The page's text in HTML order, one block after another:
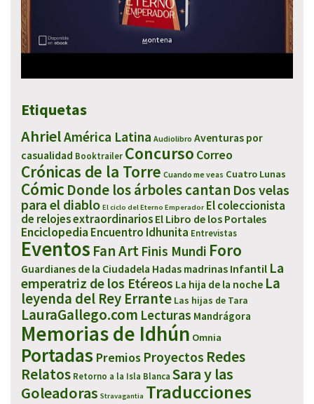
Etiquetas
AhrielAmérica Latina Audiolibro Aventuras por
casualidad Booktrailer Concurso Correo
Crónicas de la Torre Cuando me veas Cuatro Lunas
Cómic Donde los árboles cantan Dos velas
para el diablo El ciclo del Eterno Emperador El coleccionista
de relojes extraordinarios El Libro de los Portales
Enciclopedia Encuentro Idhunita Entrevistas
Eventos Fan Art Finis Mundi Foro
Guardianes de la Ciudadela Hadas madrinas Infantil La
emperatriz de los Etéreos La hija de la noche La
leyenda del Rey Errante Las hijas de Tara
LauraGallego.com Lecturas Mandrágora
Memorias de Idhún Omnia
Portadas Premios Proyectos Redes
Relatos Retorno a la Isla Blanca Sara y las
Goleadoras Stravagantia Traducciones